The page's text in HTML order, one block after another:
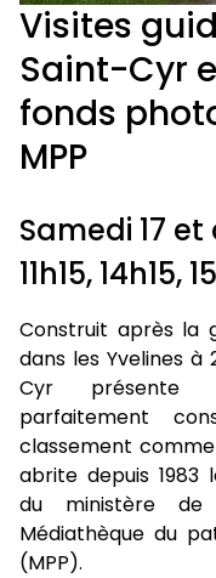
Visites
Saint-Cyr
fonds
MPP
Samedi 17 et
11h15, 14h15,
Construit après la
dans les Yvelines
Cyr présente
parfaitement
classement
abrite depuis 1983
du ministère
Médiathèque du
(MPP).